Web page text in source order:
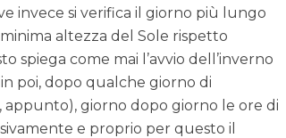
invece si verifica il giorno più lungo
altezza del Sole rispetto
spiega come mai l’avvio dell’inverno
poi, dopo qualche giorno di
giorno dopo giorno le ore di
e proprio per questo il